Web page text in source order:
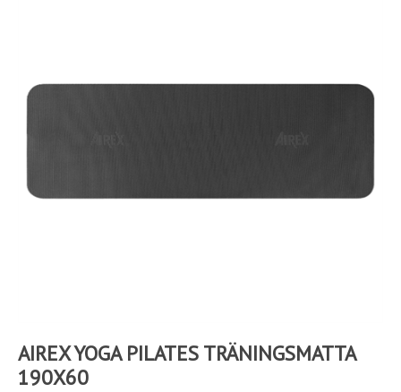
AIREX YOGA PILATES TRÄNINGSMATTA
190X60